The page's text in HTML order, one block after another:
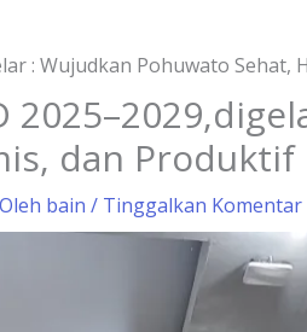
: Wujudkan Pohuwato Sehat,
dan Produktif
bain / Tinggalkan Komentar